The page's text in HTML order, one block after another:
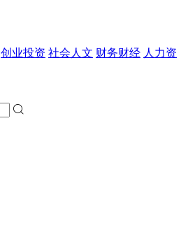
创业投资 社会人文 财务财经 人力资